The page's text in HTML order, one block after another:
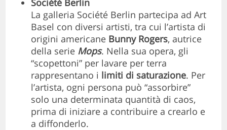
La galleria Société Berlin partecipa ad Art
Basel con diversi artisti, tra cui l’artista di
origini americane Bunny Rogers, autrice
della serie Mops. Nella sua opera, gli
“scopettoni” per lavare per terra
rappresentano i limiti di saturazione. Per
l’artista, ogni persona può “assorbire”
solo una determinata quantità di caos,
prima di iniziare a contribuire a crearlo e
a diffonderlo.